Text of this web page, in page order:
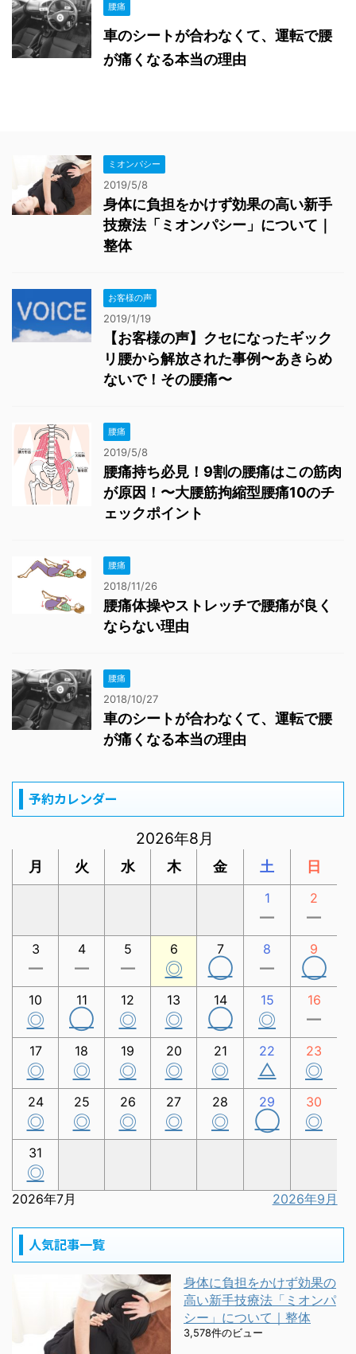
腰痛
車のシートが合わなくて、運転で腰
が痛くなる本当の理由
ミオンパシー
2019/5/8
身体に負担をかけず効果の高い新手
技療法「ミオンパシー」について｜
整体
お客様の声
2019/1/19
【お客様の声】クセになったギック
リ腰から解放された事例〜あきらめ
ないで！その腰痛〜
腰痛
2019/5/8
腰痛持ち必見！9割の腰痛はこの筋肉
が原因！〜大腰筋拘縮型腰痛10のチ
ェックポイント
腰痛
2018/11/26
腰痛体操やストレッチで腰痛が良く
ならない理由
腰痛
2018/10/27
車のシートが合わなくて、運転で腰
が痛くなる本当の理由
予約カレンダー
2026年8月
月 火 水 木 金 土 日
1
ー
2
ー
3
ー
4
ー
5
ー
6
◎
7
◯
8
ー
9
◯
10
◎
11
◯
12
◎
13
◎
14
◯
15
◎
16
ー
17
◎
18
◎
19
◎
20
◎
21
◎
22
△
23
◎
24
◎
25
◎
26
◎
27
◎
28
◎
29
◯
30
◎
31
◎
2026年7月 2026年9月
人気記事一覧
身体に負担をかけず効果の
高い新手技療法「ミオンパ
シー」について｜整体
3,578件のビュー